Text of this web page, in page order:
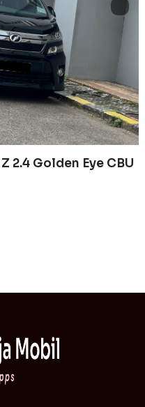
2.4 Golden Eye CBU